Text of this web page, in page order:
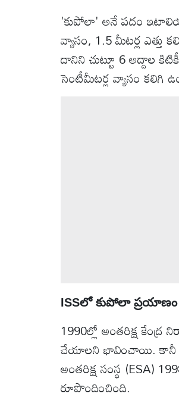
ఆటోమొబైల్
'కుపోలా' అనే పదం
వ్యాసం, 1.5 మీటర్ల ఎత్తు
దానిని చుట్టూ 6 అద్దాల
సెంటీమీటర్ల వ్యాసం కలిగి
ISSలో కుపోలా ప్రయాణం
1990ల్లో అంతరిక్ష
చేయాలని భావించాయి. కానీ
అంతరిక్ష సంస్థ (ESA)
రూపొందించింది.